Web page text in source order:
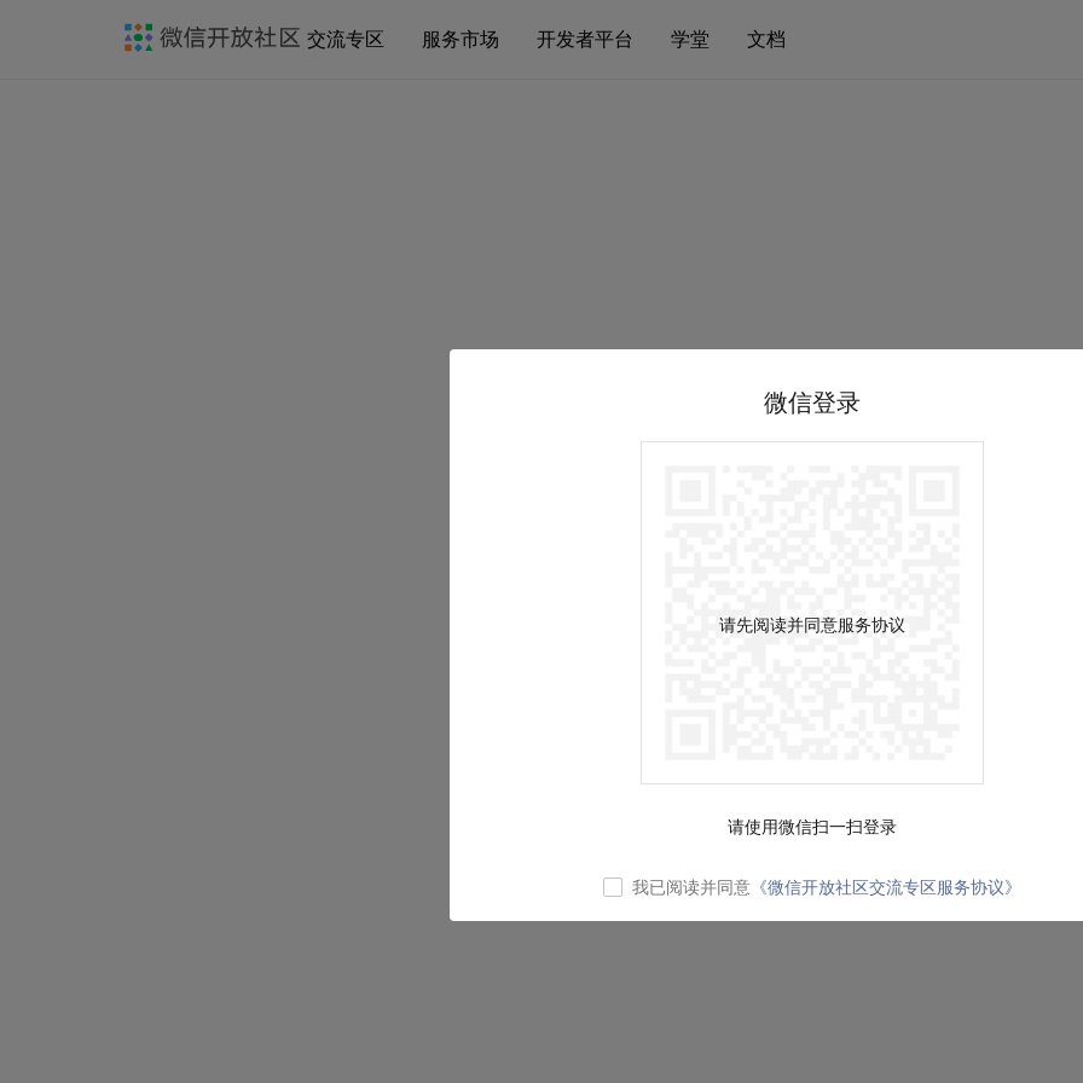
交流专区 服务市场 开发者平台 学堂 文档
微信登录
请先阅读并同意服务协议
请使用微信扫一扫登录
我已阅读并同意 《微信开放社区交流专区服务协议》